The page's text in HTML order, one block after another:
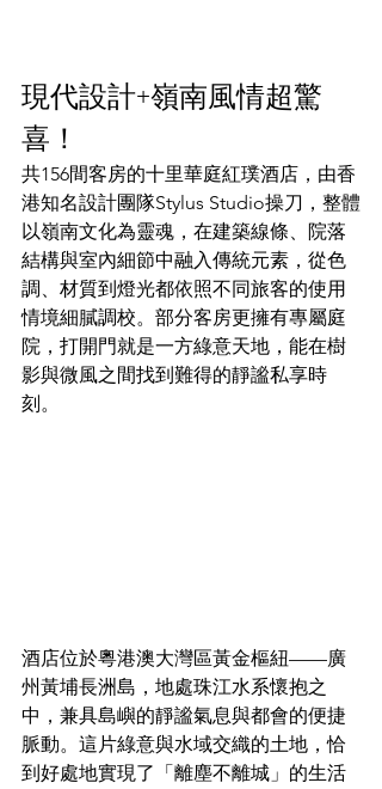
現代設計+嶺南風情超驚
喜！
共156間客房的十里華庭紅璞酒店，由香
港知名設計團隊Stylus Studio操刀，整體
以嶺南文化為靈魂，在建築線條、院落
結構與室內細節中融入傳統元素，從色
調、材質到燈光都依照不同旅客的使用
情境細膩調校。部分客房更擁有專屬庭
院，打開門就是一方綠意天地，能在樹
影與微風之間找到難得的靜謐私享時
刻。
酒店位於粵港澳大灣區黃金樞紐——廣
州黃埔長洲島，地處珠江水系懷抱之
中，兼具島嶼的靜謐氣息與都會的便捷
脈動。這片綠意與水域交織的土地，恰
到好處地實現了「離塵不離城」的生活